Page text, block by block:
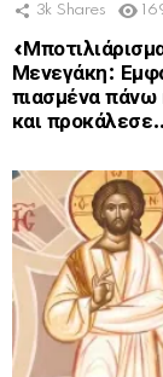
3k Shares
Μενεγάκη:
πιασμένα πάνω
και